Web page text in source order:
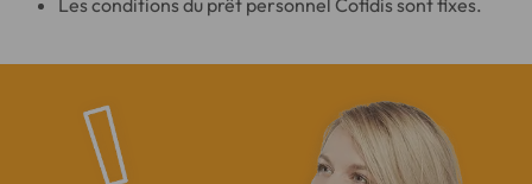
Les conditions du prêt personnel Cofidis sont fixes.